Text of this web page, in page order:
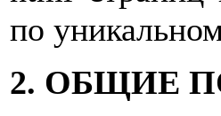
по
2. ОБЩИЕ